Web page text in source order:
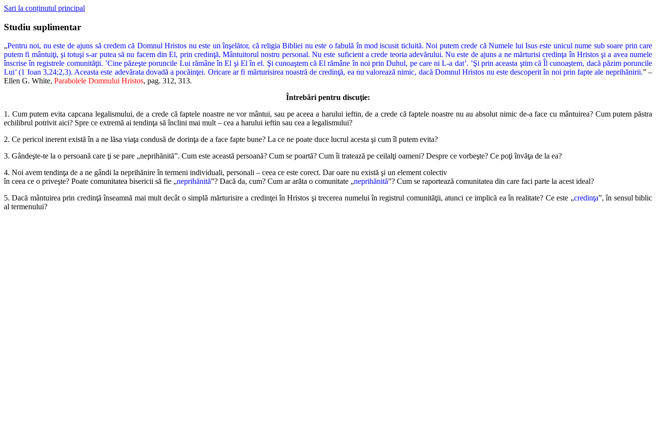
Sari la conținutul principal
Studiu suplimentar
„Pentru noi, nu este de ajuns să credem că Domnul Hristos nu este un înşelător, că religia Bibliei nu este o fabulă în mod iscusit ticluită. Noi putem crede că Numele lui Isus este unicul nume sub soare prin care
putem fi mântuiţi, şi totuşi s-ar putea să nu facem din El, prin credinţă, Mântuitorul nostru personal. Nu este suficient a crede teoria adevărului. Nu este de ajuns a ne mărturisi credinţa în Hristos şi a avea numele
înscrise în registrele comunităţii. ’Cine păzeşte poruncile Lui rămâne în El şi El în el. Şi cunoaştem că El rămâne în noi prin Duhul, pe care ni L-a dat’. ’Şi prin aceasta ştim că Îl cunoaştem, dacă păzim poruncile
Lui’ (1 Ioan 3,24;2,3). Aceasta este adevărata dovadă a pocăinţei. Oricare ar fi mărturisirea noastră de credinţă, ea nu valorează nimic, dacă Domnul Hristos nu este descoperit în noi prin fapte ale neprihănirii.” –
Ellen G. White, Parabolele Domnului Hristos, pag. 312, 313.
Întrebări pentru discuţie:
1. Cum putem evita capcana legalismului, de a crede că faptele noastre ne vor mântui, sau pe aceea a harului ieftin, de a crede că faptele noastre nu au absolut nimic de-a face cu mântuirea? Cum putem păstra
echilibrul potrivit aici? Spre ce extremă ai tendinţa să înclini mai mult – cea a harului ieftin sau cea a legalismului?
2. Ce pericol inerent există în a ne lăsa viaţa condusă de dorinţa de a face fapte bune? La ce ne poate duce lucrul acesta şi cum îl putem evita?
3. Gândeşte-te la o persoană care ţi se pare „neprihănită”. Cum este această persoană? Cum se poartă? Cum îi tratează pe ceilalţi oameni? Despre ce vorbeşte? Ce poţi învăţa de la ea?
4. Noi avem tendinţa de a ne gândi la neprihănire în termeni individuali, personali – ceea ce este corect. Dar oare nu există şi un element colectiv
în ceea ce o priveşte? Poate comunitatea bisericii să fie „neprihănită”? Dacă da, cum? Cum ar arăta o comunitate „neprihănită”? Cum se raportează comunitatea din care faci parte la acest ideal?
5. Dacă mântuirea prin credinţă înseamnă mai mult decât o simplă mărturisire a credinţei în Hristos şi trecerea numelui în registrul comunităţii, atunci ce implică ea în realitate? Ce este „credinţa”, în sensul biblic
al termenului?